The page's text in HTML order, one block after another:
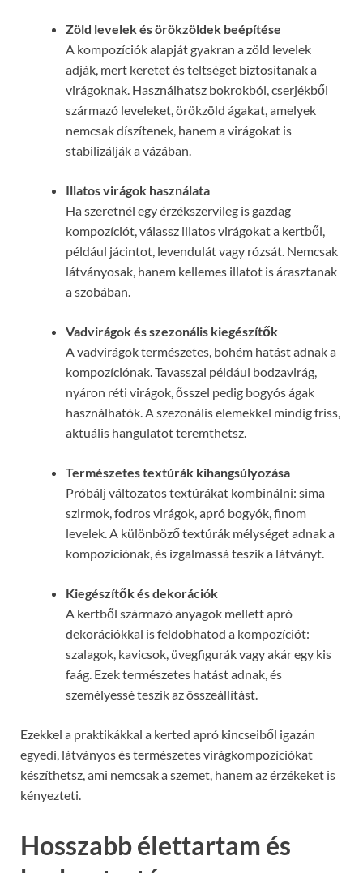
Zöld levelek és örökzöldek beépítése
A kompozíciók alapját gyakran a zöld levelek
adják, mert keretet és teltséget biztosítanak a
virágoknak. Használhatsz bokrokból, cserjékből
származó leveleket, örökzöld ágakat, amelyek
nemcsak díszítenek, hanem a virágokat is
stabilizálják a vázában.
Illatos virágok használata
Ha szeretnél egy érzékszervileg is gazdag
kompozíciót, válassz illatos virágokat a kertből,
például jácintot, levendulát vagy rózsát. Nemcsak
látványosak, hanem kellemes illatot is árasztanak
a szobában.
Vadvirágok és szezonális kiegészítők
A vadvirágok természetes, bohém hatást adnak a
kompozíciónak. Tavasszal például bodzavirág,
nyáron réti virágok, ősszel pedig bogyós ágak
használhatók. A szezonális elemekkel mindig friss,
aktuális hangulatot teremthetsz.
Természetes textúrák kihangsúlyozása
Próbálj változatos textúrákat kombinálni: sima
szirmok, fodros virágok, apró bogyók, finom
levelek. A különböző textúrák mélységet adnak a
kompozíciónak, és izgalmassá teszik a látványt.
Kiegészítők és dekorációk
A kertből származó anyagok mellett apró
dekorációkkal is feldobhatod a kompozíciót:
szalagok, kavicsok, üvegfigurák vagy akár egy kis
faág. Ezek természetes hatást adnak, és
személyessé teszik az összeállítást.
Ezekkel a praktikákkal a kerted apró kincseiből igazán
egyedi, látványos és természetes virágkompozíciókat
készíthetsz, ami nemcsak a szemet, hanem az érzékeket is
kényezteti.
Hosszabb élettartam és